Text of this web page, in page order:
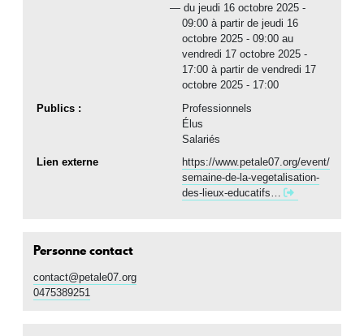
du jeudi 16 octobre 2025 -
09:00 à partir de jeudi 16
octobre 2025 - 09:00 au
vendredi 17 octobre 2025 -
17:00 à partir de vendredi 17
octobre 2025 - 17:00
Publics :
Professionnels
Élus
Salariés
Lien externe
https://www.petale07.org/event/
semaine-de-la-vegetalisation-
des-lieux-educatifs…
Personne contact
contact@petale07.org
0475389251